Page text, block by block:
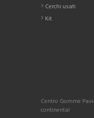
Cerchi usati
Kit
Centro Gomme
continental